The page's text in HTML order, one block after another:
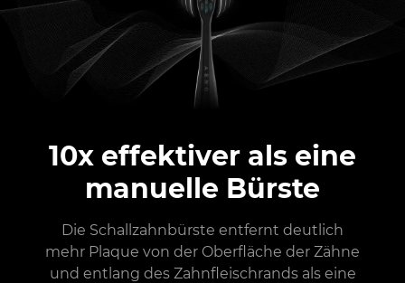
10x effektiver als eine
manuelle Bürste
Die Schallzahnbürste entfernt deutlich
mehr Plaque von der Oberfläche der Zähne
und entlang des Zahnfleischrands als eine